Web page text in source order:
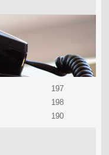
197
198
190